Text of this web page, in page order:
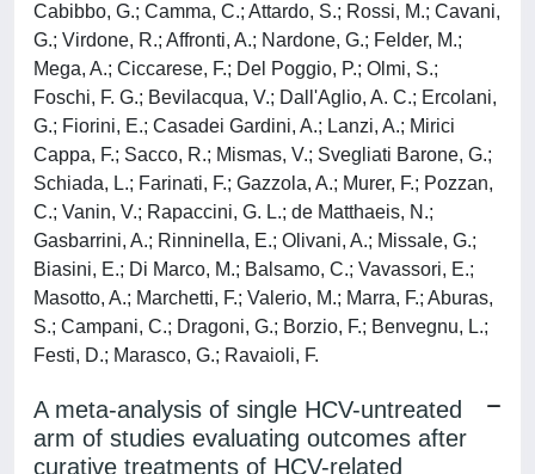
Cabibbo, G.; Camma, C.; Attardo, S.; Rossi, M.; Cavani,
G.; Virdone, R.; Affronti, A.; Nardone, G.; Felder, M.;
Mega, A.; Ciccarese, F.; Del Poggio, P.; Olmi, S.;
Foschi, F. G.; Bevilacqua, V.; Dall'Aglio, A. C.; Ercolani,
G.; Fiorini, E.; Casadei Gardini, A.; Lanzi, A.; Mirici
Cappa, F.; Sacco, R.; Mismas, V.; Svegliati Barone, G.;
Schiada, L.; Farinati, F.; Gazzola, A.; Murer, F.; Pozzan,
C.; Vanin, V.; Rapaccini, G. L.; de Matthaeis, N.;
Gasbarrini, A.; Rinninella, E.; Olivani, A.; Missale, G.;
Biasini, E.; Di Marco, M.; Balsamo, C.; Vavassori, E.;
Masotto, A.; Marchetti, F.; Valerio, M.; Marra, F.; Aburas,
S.; Campani, C.; Dragoni, G.; Borzio, F.; Benvegnu, L.;
Festi, D.; Marasco, G.; Ravaioli, F.
A meta-analysis of single HCV-untreated
arm of studies evaluating outcomes after
curative treatments of HCV-related